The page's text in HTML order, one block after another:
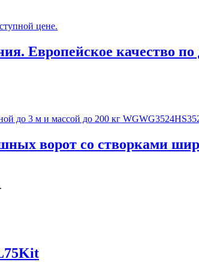
Европейское качество по
ворот со створками